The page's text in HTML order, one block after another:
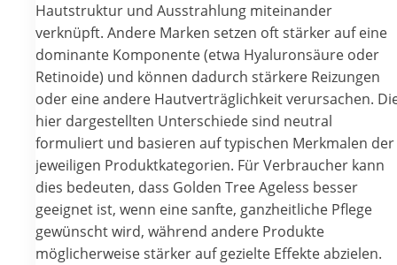
Hautstruktur und Ausstrahlung miteinander
verknüpft. Andere Marken setzen oft stärker auf eine
dominante Komponente (etwa Hyaluronsäure oder
Retinoide) und können dadurch stärkere Reizungen
oder eine andere Hautverträglichkeit verursachen.
hier dargestellten Unterschiede sind neutral
formuliert und basieren auf typischen Merkmalen der
jeweiligen Produktkategorien. Für Verbraucher kann
dies bedeuten, dass Golden Tree Ageless besser
geeignet ist, wenn eine sanfte, ganzheitliche Pflege
gewünscht wird, während andere Produkte
möglicherweise stärker auf gezielte Effekte abzielen.